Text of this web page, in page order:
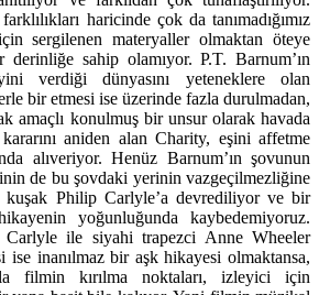
haricinde çok da tanımadığımız
sergilenen materyaller olmaktan öteye
sahip olamıyor. P.T. Barnum’ın
verdiği dünyasını yeteneklere olan
bir etmesi ise üzerinde fazla durulmadan,
amaçlı konulmuş bir unsur olarak havada
aniden alan Charity, eşini affetme
alıveriyor. Henüz Barnum’ın şovunun
de bu şovdaki yerinin vazgeçilmezliğine
kuşak Philip Carlyle’a devrediliyor ve bir
yoğunluğunda kaybedemiyoruz.
ile siyahi trapezci Anne Wheeler
ise inanılmaz bir aşk hikayesi olmaktansa,
filmin kırılma noktaları, izleyici için